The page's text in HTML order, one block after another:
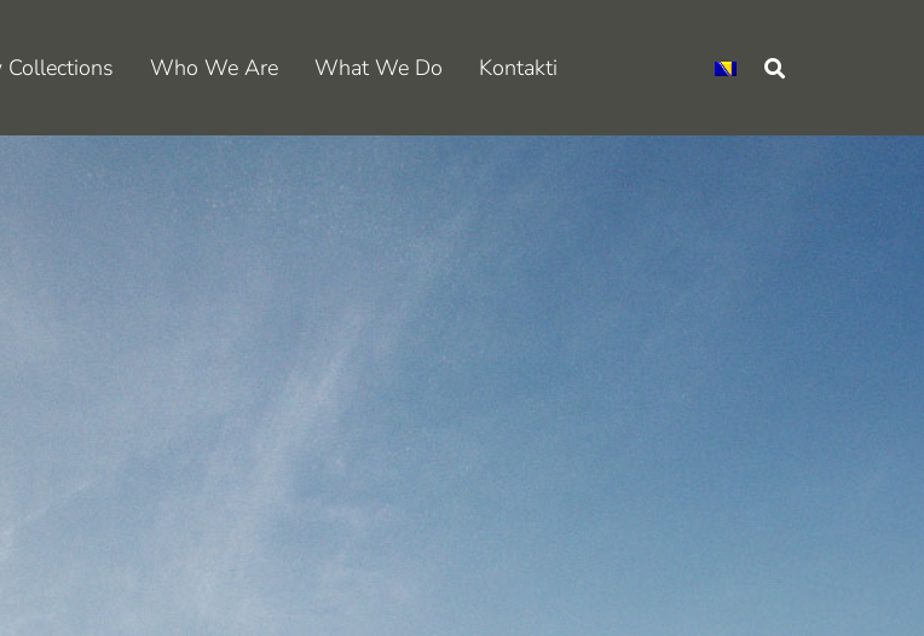
Collections Who We Are What We Do Kontakti